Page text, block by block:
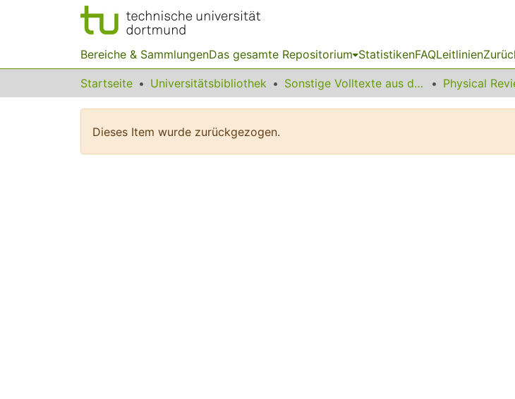
Bereiche & SammlungenDas gesamte Repositorium StatistikenFAQLeitlinien
Startseite Universitätsbibliothek Sonstige Volltexte aus dem Bibliotheksangebot Physical
Dieses Item wurde zurückgezogen.